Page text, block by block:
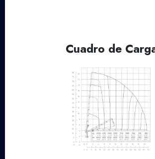
Cuadro de